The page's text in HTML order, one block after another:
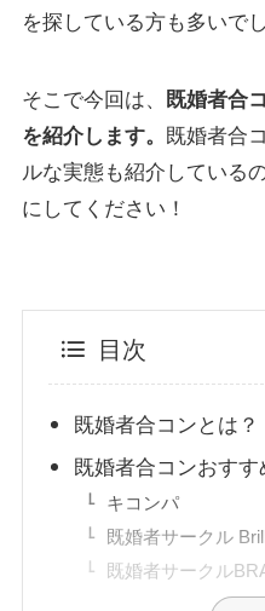
を探している方も多いでし
そこで今回は、
既婚者合
を紹介します。
既婚者合
ルな実態も紹介している
にしてください！
目次
既婚者合コンとは？
既婚者合コンおす
キコンパ
既婚者サークル
既婚者サークル